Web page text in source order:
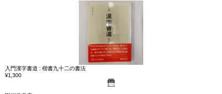
入門漢字書道 : 楷書九十二の書法
¥1,300